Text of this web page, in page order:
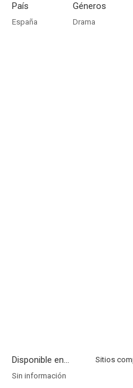
País
España
Géneros
Drama
Disponible en...
Sin información